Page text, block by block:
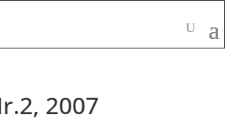
2007